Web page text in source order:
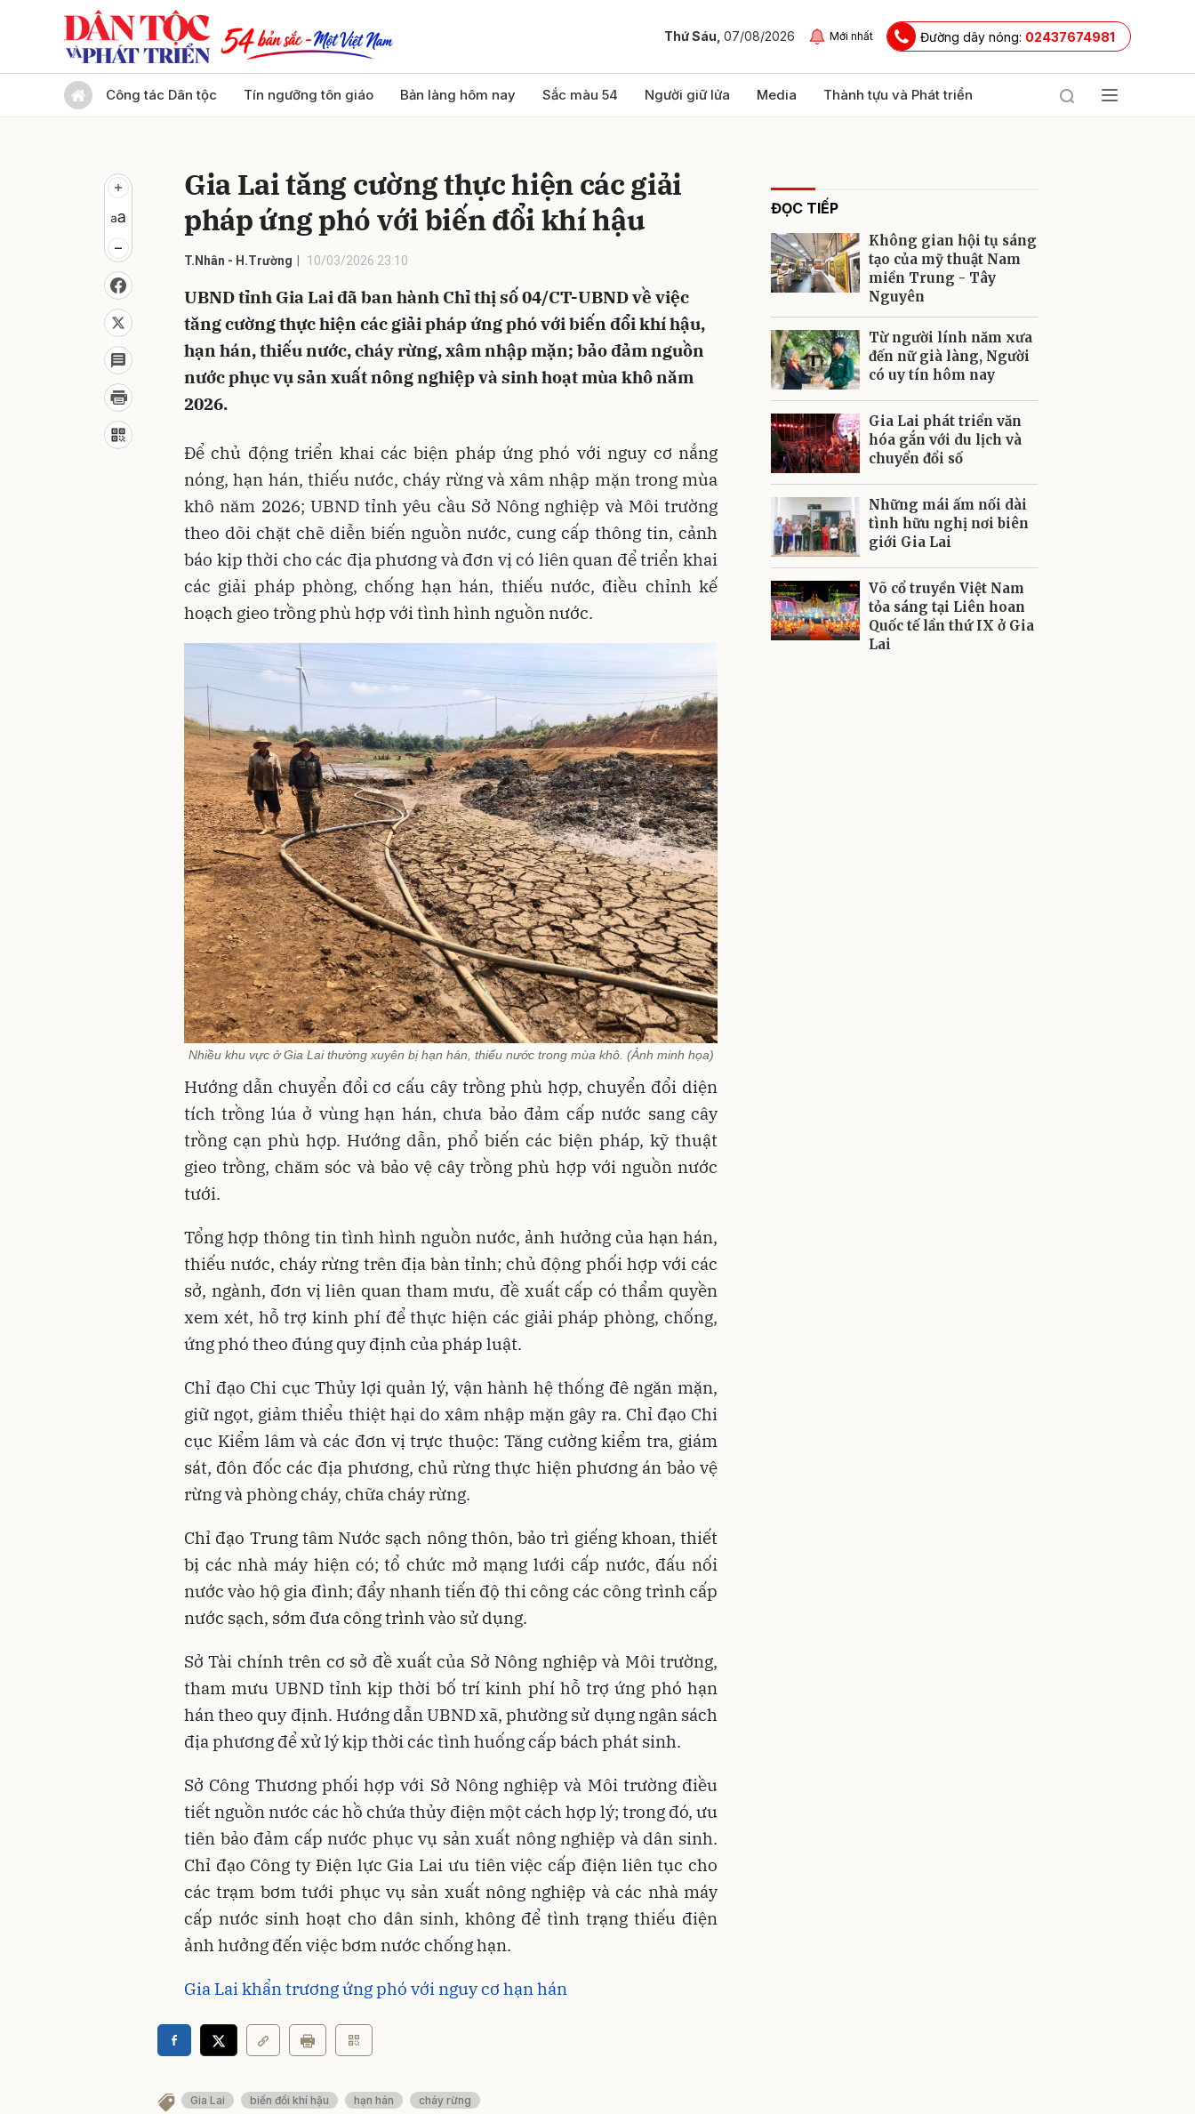
Thứ Sáu, 07/08/2026 Mới nhất Đường dây nóng: 02437674981
Công tác Dân tộc Tín ngưỡng tôn giáo Bản làng hôm nay Sắc màu 54 Người giữ lửa Media Thành tựu và Phát triển
Gia Lai tăng cường thực hiện các giải
pháp ứng phó với biến đổi khí hậu
T.Nhân - H.Trường 10/03/2026 23:10
UBND tỉnh Gia Lai đã ban hành Chỉ thị số 04/CT-UBND về việc
tăng cường thực hiện các giải pháp ứng phó với biến đổi khí hậu,
hạn hán, thiếu nước, cháy rừng, xâm nhập mặn; bảo đảm nguồn
nước phục vụ sản xuất nông nghiệp và sinh hoạt mùa khô năm
2026.
Để chủ động triển khai các biện pháp ứng phó với nguy cơ nắng
nóng, hạn hán, thiếu nước, cháy rừng và xâm nhập mặn trong mùa
khô năm 2026; UBND tỉnh yêu cầu Sở Nông nghiệp và Môi trường
theo dõi chặt chẽ diễn biến nguồn nước, cung cấp thông tin, cảnh
báo kịp thời cho các địa phương và đơn vị có liên quan để triển khai
các giải pháp phòng, chống hạn hán, thiếu nước, điều chỉnh kế
hoạch gieo trồng phù hợp với tình hình nguồn nước.
Nhiều khu vực ở Gia Lai thường xuyên bị hạn hán, thiếu nước trong mùa khô. (Ảnh minh họa)
Hướng dẫn chuyển đổi cơ cấu cây trồng phù hợp, chuyển đổi diện
tích trồng lúa ở vùng hạn hán, chưa bảo đảm cấp nước sang cây
trồng cạn phù hợp. Hướng dẫn, phổ biến các biện pháp, kỹ thuật
gieo trồng, chăm sóc và bảo vệ cây trồng phù hợp với nguồn nước
tưới.
Tổng hợp thông tin tình hình nguồn nước, ảnh hưởng của hạn hán,
thiếu nước, cháy rừng trên địa bàn tỉnh; chủ động phối hợp với các
sở, ngành, đơn vị liên quan tham mưu, đề xuất cấp có thẩm quyền
xem xét, hỗ trợ kinh phí để thực hiện các giải pháp phòng, chống,
ứng phó theo đúng quy định của pháp luật.
Chỉ đạo Chi cục Thủy lợi quản lý, vận hành hệ thống đê ngăn mặn,
giữ ngọt, giảm thiểu thiệt hại do xâm nhập mặn gây ra. Chỉ đạo Chi
cục Kiểm lâm và các đơn vị trực thuộc: Tăng cường kiểm tra, giám
sát, đôn đốc các địa phương, chủ rừng thực hiện phương án bảo vệ
rừng và phòng cháy, chữa cháy rừng.
Chỉ đạo Trung tâm Nước sạch nông thôn, bảo trì giếng khoan, thiết
bị các nhà máy hiện có; tổ chức mở mạng lưới cấp nước, đấu nối
nước vào hộ gia đình; đẩy nhanh tiến độ thi công các công trình cấp
nước sạch, sớm đưa công trình vào sử dụng.
Sở Tài chính trên cơ sở đề xuất của Sở Nông nghiệp và Môi trường,
tham mưu UBND tỉnh kịp thời bố trí kinh phí hỗ trợ ứng phó hạn
hán theo quy định. Hướng dẫn UBND xã, phường sử dụng ngân sách
địa phương để xử lý kịp thời các tình huống cấp bách phát sinh.
Sở Công Thương phối hợp với Sở Nông nghiệp và Môi trường điều
tiết nguồn nước các hồ chứa thủy điện một cách hợp lý; trong đó, ưu
tiên bảo đảm cấp nước phục vụ sản xuất nông nghiệp và dân sinh.
Chỉ đạo Công ty Điện lực Gia Lai ưu tiên việc cấp điện liên tục cho
các trạm bơm tưới phục vụ sản xuất nông nghiệp và các nhà máy
cấp nước sinh hoạt cho dân sinh, không để tình trạng thiếu điện
ảnh hưởng đến việc bơm nước chống hạn.
Gia Lai khẩn trương ứng phó với nguy cơ hạn hán
Gia Lai biến đổi khí hậu hạn hán cháy rừng
ĐỌC TIẾP
Không gian hội tụ sáng
tạo của mỹ thuật Nam
miền Trung - Tây
Nguyên
Từ người lính năm xưa
đến nữ già làng, Người
có uy tín hôm nay
Gia Lai phát triển văn
hóa gắn với du lịch và
chuyển đổi số
Những mái ấm nối dài
tình hữu nghị nơi biên
giới Gia Lai
Võ cổ truyền Việt Nam
tỏa sáng tại Liên hoan
Quốc tế lần thứ IX ở Gia
Lai
Gửi bình luận
Gửi